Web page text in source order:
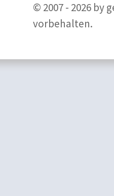
© 2007 - 2026 by
vorbehalten.